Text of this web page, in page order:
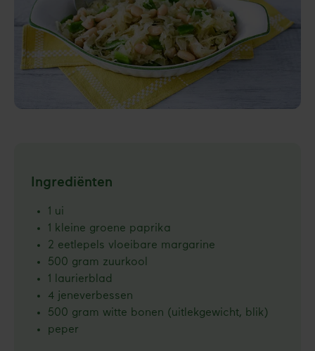
Ingrediënten
1 ui
1 kleine groene paprika
2 eetlepels vloeibare margarine
500 gram zuurkool
1 laurierblad
4 jeneverbessen
500 gram witte bonen (uitlekgewicht, blik)
peper